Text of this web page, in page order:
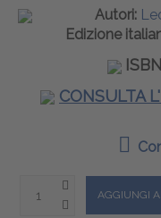
Autori:
Edizione
CONSULTA